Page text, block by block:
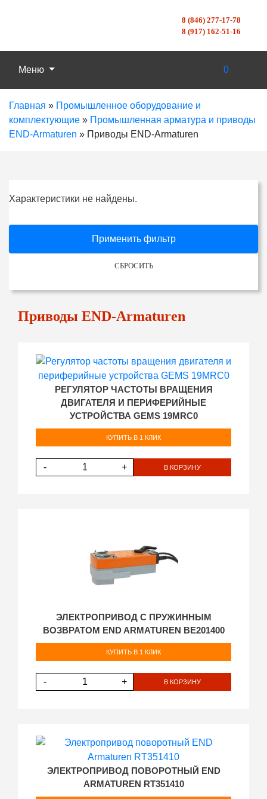
8 (846) 277-17-78
8 (917) 162-51-16
Меню 0
Главная » Промышленное оборудование и
комплектующие » Промышленная арматура и приводы
END-Armaturen » Приводы END-Armaturen
Характеристики не найдены.
Применить фильтр
СБРОСИТЬ
Приводы END-Armaturen
РЕГУЛЯТОР ЧАСТОТЫ ВРАЩЕНИЯ
ДВИГАТЕЛЯ И ПЕРИФЕРИЙНЫЕ
УСТРОЙСТВА GEMS 19MRC0
КУПИТЬ В 1 КЛИК
- + В КОРЗИНУ
ЭЛЕКТРОПРИВОД С ПРУЖИННЫМ
ВОЗВРАТОМ END ARMATUREN BE201400
КУПИТЬ В 1 КЛИК
- + В КОРЗИНУ
ЭЛЕКТРОПРИВОД ПОВОРОТНЫЙ END
ARMATUREN RT351410